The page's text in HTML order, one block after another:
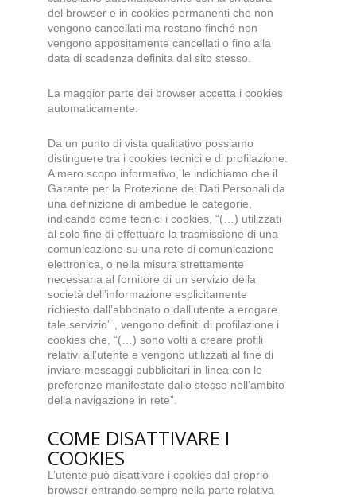
del browser e in cookies permanenti che non
vengono cancellati ma restano finché non
vengono appositamente cancellati o fino alla
data di scadenza definita dal sito stesso.
La maggior parte dei browser accetta i cookies
automaticamente.
Da un punto di vista qualitativo possiamo
distinguere tra i cookies tecnici e di profilazione.
A mero scopo informativo, le indichiamo che il
Garante per la Protezione dei Dati Personali da
una definizione di ambedue le categorie,
indicando come tecnici i cookies, “(…) utilizzati
al solo fine di effettuare la trasmissione di una
comunicazione su una rete di comunicazione
elettronica, o nella misura strettamente
necessaria al fornitore di un servizio della
società dell’informazione esplicitamente
richiesto dall’abbonato o dall’utente a erogare
tale servizio” , vengono definiti di profilazione i
cookies che, “(…) sono volti a creare profili
relativi all’utente e vengono utilizzati al fine di
inviare messaggi pubblicitari in linea con le
preferenze manifestate dallo stesso nell’ambito
della navigazione in rete”.
COME DISATTIVARE I
COOKIES
L’utente può disattivare i cookies dal proprio
browser entrando sempre nella parte relativa